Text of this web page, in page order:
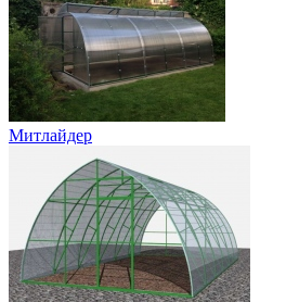
Митлайдер